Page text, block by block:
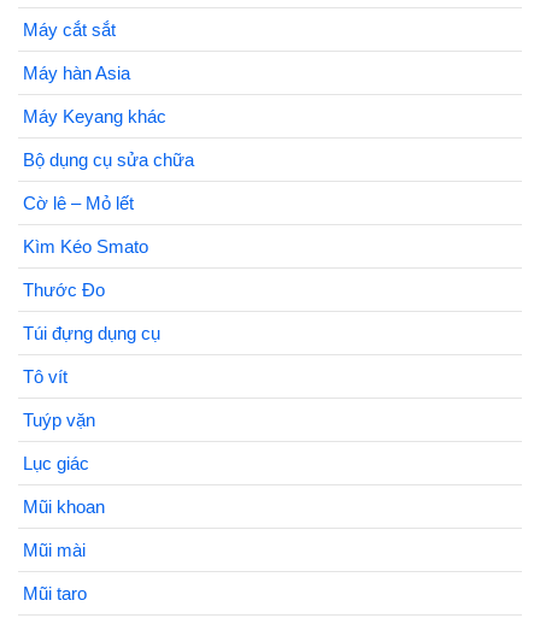
Máy cắt sắt
Máy hàn Asia
Máy Keyang khác
Bộ dụng cụ sửa chữa
Cờ lê – Mỏ lết
Kìm Kéo Smato
Thước Đo
Túi đựng dụng cụ
Tô vít
Tuýp vặn
Lục giác
Mũi khoan
Mũi mài
Mũi taro